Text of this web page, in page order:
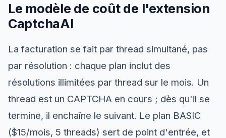
Le modèle de coût de l'extension
CaptchaAI
La facturation se fait par thread simultané, pas
par résolution : chaque plan inclut des
résolutions illimitées par thread sur le mois. Un
thread est un CAPTCHA en cours ; dès qu'il se
termine, il enchaîne le suivant. Le plan BASIC
($15/mois, 5 threads) sert de point d'entrée, et